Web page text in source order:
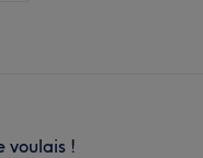
voulais !